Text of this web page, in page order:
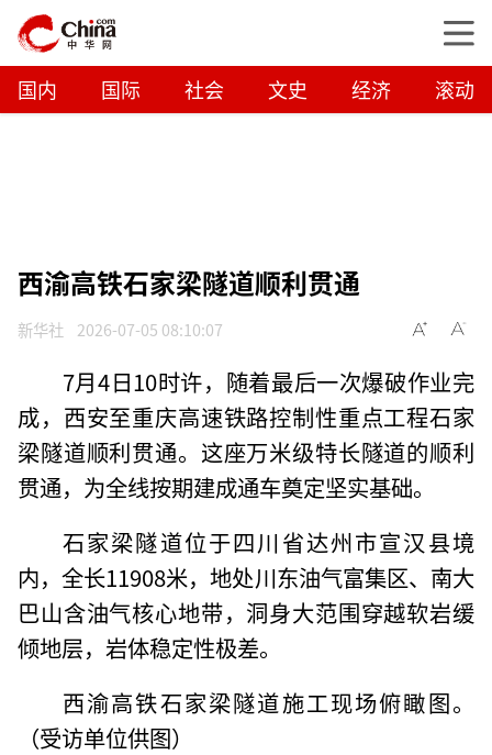
国内 国际 社会 文史 经济 滚动
西渝高铁石家梁隧道顺利贯通
新华社 2026-07-05 08:10:07
7月4日10时许，随着最后一次爆破作业完
成，西安至重庆高速铁路控制性重点工程石家
梁隧道顺利贯通。这座万米级特长隧道的顺利
贯通，为全线按期建成通车奠定坚实基础。
石家梁隧道位于四川省达州市宣汉县境
内，全长11908米，地处川东油气富集区、南大
巴山含油气核心地带，洞身大范围穿越软岩缓
倾地层，岩体稳定性极差。
西渝高铁石家梁隧道施工现场俯瞰图。
（受访单位供图）